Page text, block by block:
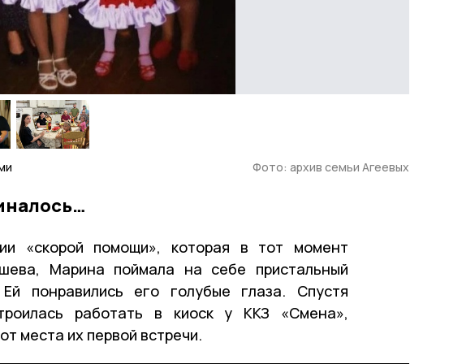
Фото: архив семьи Агеевых
«скорой помощи», которая в тот момент
Марина поймала на себе пристальный
понравились его голубые глаза. Спустя
работать в киоск у ККЗ «Смена»,
места их первой встречи.